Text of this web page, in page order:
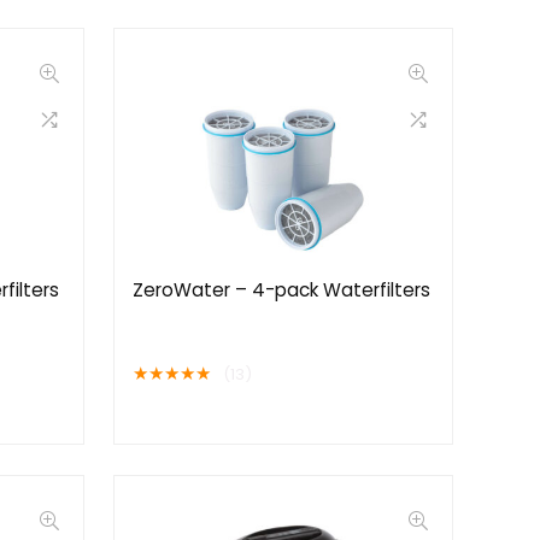
ZeroWater – 4-pack Waterfilters
★★★★★